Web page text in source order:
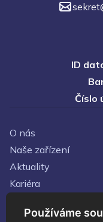
Používáme
ID
Číslo
O nás
Naše zařízení
Aktuality
Kariéra